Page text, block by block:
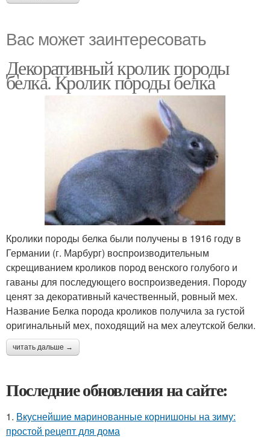
Вас может заинтересовать
Декоративный кролик породы
белка. Кролик породы белка
Кролики породы белка были получены в 1916 году в
Германии (г. Марбург) воспроизводительным
скрещиванием кроликов пород венского голубого и
гаваны для последующего воспроизведения. Породу
ценят за декоративный качественный, ровный мех.
Название Белка порода кроликов получила за густой
оригинальный мех, походящий на мех алеутской белки.
читать дальше →
Последние обновления на сайте:
1. Вкуснейшие маринованные корнишоны на зиму:
простой рецепт для дома